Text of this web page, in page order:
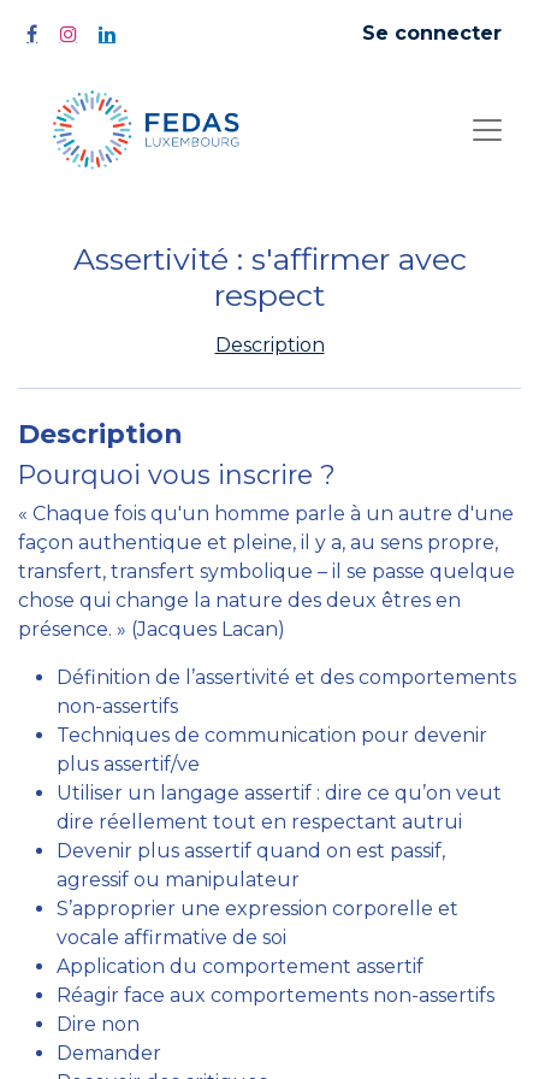
Se connecter
Assertivité : s'affirmer avec
respect
Description
Description
Pourquoi vous inscrire ?
« Chaque fois qu'un homme parle à un autre d'une
façon authentique et pleine, il y a, au sens propre,
transfert, transfert symbolique – il se passe quelque
chose qui change la nature des deux êtres en
présence. » (Jacques Lacan)
Définition de l’assertivité et des comportements
non-assertifs
Techniques de communication pour devenir
plus assertif/ve
Utiliser un langage assertif : dire ce qu’on veut
dire réellement tout en respectant autrui
Devenir plus assertif quand on est passif,
agressif ou manipulateur
S’approprier une expression corporelle et
vocale affirmative de soi
Application du comportement assertif
Réagir face aux comportements non-assertifs
Dire non
Demander